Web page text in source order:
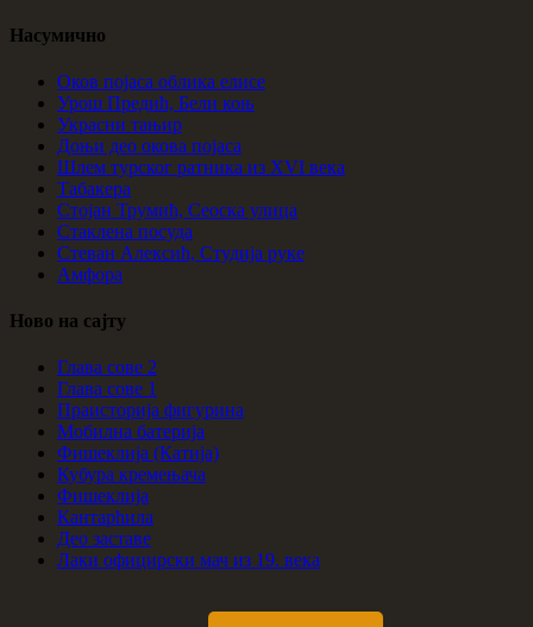
Насумично
Оков појаса облика елисе
Урош Предић, Бели коњ
Украсни тањир
Доњи део окова појаса
Шлем турског ратника из XVI века
Табакера
Стојан Трумић, Сеоска улица
Стаклена посуда
Стеван Алексић, Студија руке
Амфора
Ново на сајту
Глава сове 2
Глава сове 1
Праисторија фигурина
Мобилна батерија
Фишеклија (Катија)
Кубура кремењача
Фишеклија
Кантарћила
Део заставе
Лаки официрски мач из 19. века